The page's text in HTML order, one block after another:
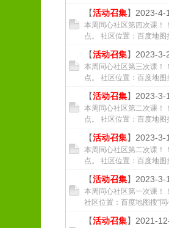
【活动召集】2023-4-
本周同心社区第四次课！
点。 社区位置：百度地
【活动召集】2023-3-
本周同心社区第三次课！
点。 社区位置：百度地
【活动召集】2023-3-
本周同心社区第二次课！
点。 社区位置：百度地
【活动召集】2023-3-
本周同心社区第二次课！
点。 社区位置：百度地
【活动召集】2023-3-
本周同心社区第一次课！
社区位置：百度地图搜“
【活动召集】2021-